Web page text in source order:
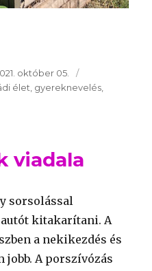
október 05.
élet gyereknevelés
viadala
sorsolással
kitakarítani. A
a nekikezdés és
jobb. A porszívózás